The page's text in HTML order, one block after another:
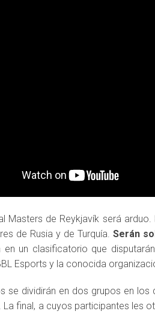
Masters de Reykjavík será
de Rusia y de Turquía. Serán
en un clasificatorio que
Esports y la conocida
se dividirán en dos grupos en
La final, a cuyos participantes les